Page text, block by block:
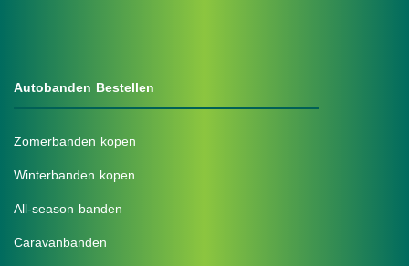
Autobanden Bestellen
Zomerbanden kopen
Winterbanden kopen
All-season banden
Caravanbanden